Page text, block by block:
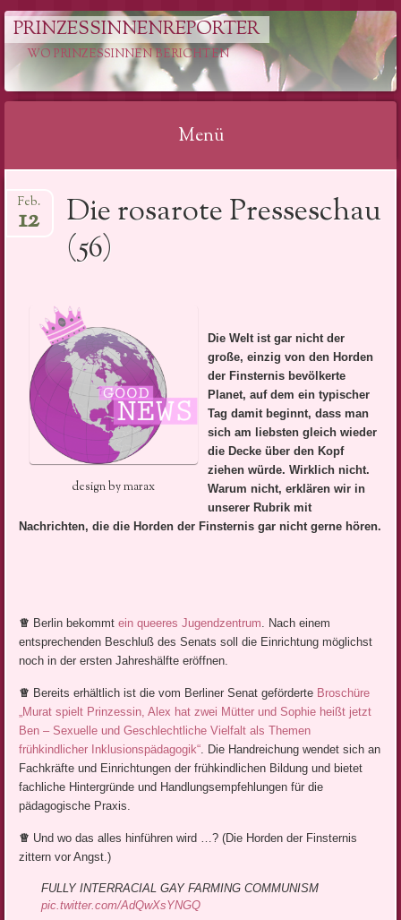
PRINZESSINNENREPORTER
WO PRINZESSINNEN BERICHTEN
Menü
zum
Die rosarote Presseschau
(56)
Feb.
12
design by marax
Die Welt ist gar nicht der
große, einzig von den Horden
der Finsternis bevölkerte
Planet, auf dem ein typischer
Tag damit beginnt, dass man
sich am liebsten gleich wieder
die Decke über den Kopf
ziehen würde. Wirklich nicht.
Warum nicht, erklären wir in
unserer Rubrik mit
Nachrichten, die die Horden der Finsternis gar nicht gerne hören.
♕ Berlin bekommtein queeres Jugendzentrum. Nach einem
entsprechenden Beschluß des Senats soll die Einrichtung möglichst
noch in der ersten Jahreshälfte eröffnen.
♕ Bereits erhältlich ist die vom Berliner Senat geförderte Broschüre
„Murat spielt Prinzessin, Alex hat zwei Mütter und Sophie heißt jetzt
Ben – Sexuelle und Geschlechtliche Vielfalt als Themen
frühkindlicher Inklusionspädagogik“. Die Handreichung wendet sich an
Fachkräfte und Einrichtungen der frühkindlichen Bildung und bietet
fachliche Hintergründe und Handlungsempfehlungen für die
pädagogische Praxis.
♕ Und wo das alles hinführen wird …? (Die Horden der Finsternis
zittern vor Angst.)
FULLY INTERRACIAL GAY FARMING COMMUNISM
pic.twitter.com/AdQwXsYNGQ